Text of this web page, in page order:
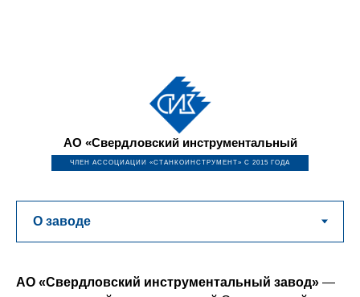
АО «Свердловский инструментальный
завод»
ЧЛЕН АССОЦИАЦИИ «СТАНКОИНСТРУМЕНТ» С 2015 ГОДА
АО «Свердловский инструментальный завод» —